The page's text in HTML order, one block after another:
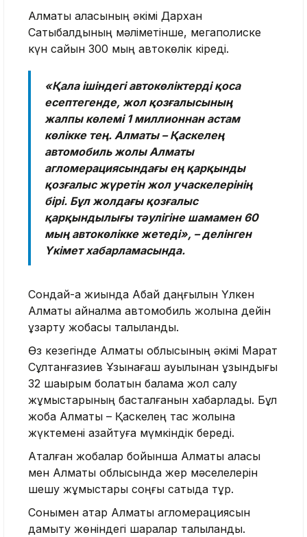
Алматы қаласының әкімі Дархан
Сатыбалдының мәліметінше, мегаполиске
күн сайын 300 мың автокөлік кіреді.
«Қала ішіндегі автокөліктерді қоса
есептегенде, жол қозғалысының
жалпы көлемі 1 миллионнан астам
көлікке тең. Алматы – Қаскелең
автомобиль жолы Алматы
агломерациясындағы ең қарқынды
қозғалыс жүретін жол учаскелерінің
бірі. Бұл жолдағы қозғалыс
қарқындылығы тәулігіне шамамен 60
мың автокөлікке жетеді», – делінген
Үкімет хабарламасында.
Сондай-ақ жиында Абай даңғылын Үлкен
Алматы айналма автомобиль жолына дейін
ұзарту жобасы талқыланды.
Өз кезегінде Алматы облысының әкімі Марат
Сұлтанғазиев Ұзынағаш ауылынан ұзындығы
32 шақырым болатын балама жол салу
жұмыстарының басталғанын хабарлады. Бұл
жоба Алматы – Қаскелең тас жолына
жүктемені азайтуға мүмкіндік береді.
Аталған жобалар бойынша Алматы қаласы
мен Алматы облысында жер мәселелерін
шешу жұмыстары соңғы сатыда тұр.
Сонымен қатар Алматы агломерациясын
дамыту жөніндегі шаралар талқыланды.